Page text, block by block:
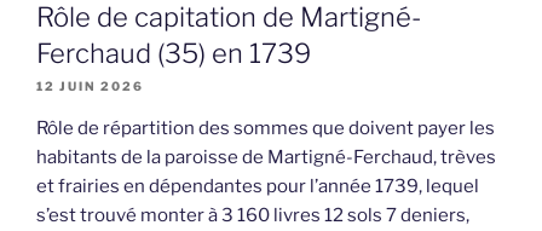
Rôle de capitation de Martigné-
Ferchaud (35) en 1739
12 JUIN 2026
Rôle de répartition des sommes que doivent payer les
habitants de la paroisse de Martigné-Ferchaud, trèves
et frairies en dépendantes pour l’année 1739, lequel
s’est trouvé monter à 3 160 livres 12 sols 7 deniers,